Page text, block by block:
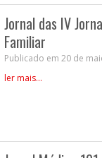
Jornal das IV
Familiar
Publicado em 20 de
ler mais...